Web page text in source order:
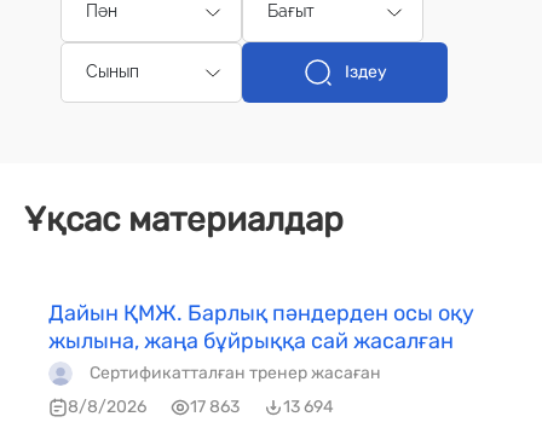
Пән Бағыт
Сынып Іздеу
Ұқсас материалдар
Дайын ҚМЖ. Барлық пәндерден осы оқу
жылына, жаңа бұйрыққа сай жасалған
Сертификатталған тренер жасаған
8/8/2026
17 863
13 694